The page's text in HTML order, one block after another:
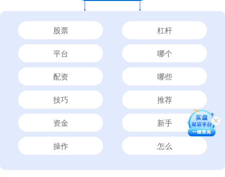
股票 杠杆
平台 哪个
配资 哪些
技巧 推荐
资金 新手
操作 怎么